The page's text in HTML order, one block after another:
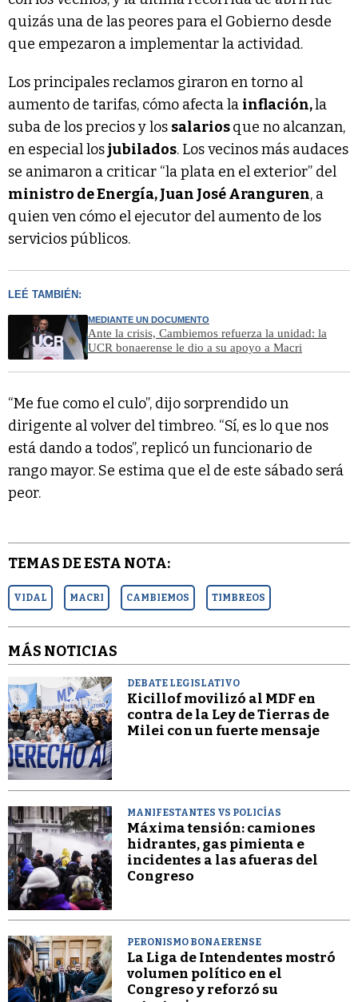
quizás una de las peores para el Gobierno desde
que empezaron a implementar la actividad.
Los principales reclamos giraron en torno al
aumento de tarifas, cómo afecta la inflación,la
suba de los precios y los salariosque no alcanzan,
en especial losjubilados. Los vecinos más audaces
se animaron a criticar “la plata en el exterior” del
ministro de Energía, Juan José Aranguren, a
quien ven cómo el ejecutor del aumento de los
servicios públicos.
LEÉ TAMBIÉN:
MEDIANTE UN DOCUMENTO
Ante la crisis, Cambiemos refuerza la unidad: la
UCR bonaerense le dio a su apoyo a Macri
“Me fue como el culo”, dijo sorprendido un
dirigente al volver del timbreo. “Sí, es lo que nos
está dando a todos”, replicó un funcionario de
rango mayor. Se estima que el de este sábado será
peor.
TEMAS DE ESTA NOTA:
VIDAL MACRI CAMBIEMOS TIMBREOS
MÁS NOTICIAS
DEBATE LEGISLATIVO
Kicillof movilizó al MDF en
contra de la Ley de Tierras de
Milei con un fuerte mensaje
MANIFESTANTES VS POLICÍAS
Máxima tensión: camiones
hidrantes, gas pimienta e
incidentes a las afueras del
Congreso
PERONISMO BONAERENSE
La Liga de Intendentes mostró
volumen político en el
Congreso y reforzó su